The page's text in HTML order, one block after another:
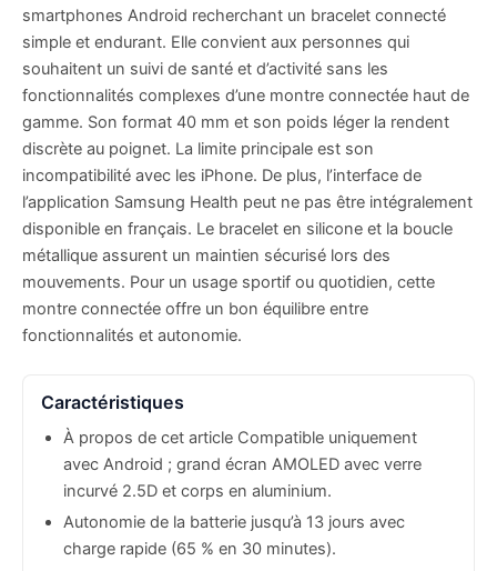
smartphones Android recherchant un bracelet connecté
simple et endurant. Elle convient aux personnes qui
souhaitent un suivi de santé et d’activité sans les
fonctionnalités complexes d’une montre connectée haut de
gamme. Son format 40 mm et son poids léger la rendent
discrète au poignet. La limite principale est son
incompatibilité avec les iPhone. De plus, l’interface de
l’application Samsung Health peut ne pas être intégralement
disponible en français. Le bracelet en silicone et la boucle
métallique assurent un maintien sécurisé lors des
mouvements. Pour un usage sportif ou quotidien, cette
montre connectée offre un bon équilibre entre
fonctionnalités et autonomie.
Caractéristiques
À propos de cet article Compatible uniquement
avec Android ; grand écran AMOLED avec verre
incurvé 2.5D et corps en aluminium.
Autonomie de la batterie jusqu’à 13 jours avec
charge rapide (65 % en 30 minutes).